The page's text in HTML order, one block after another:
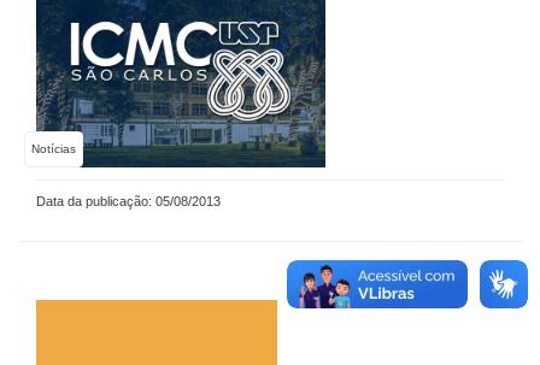
Notícias
Data da publicação: 05/08/2013